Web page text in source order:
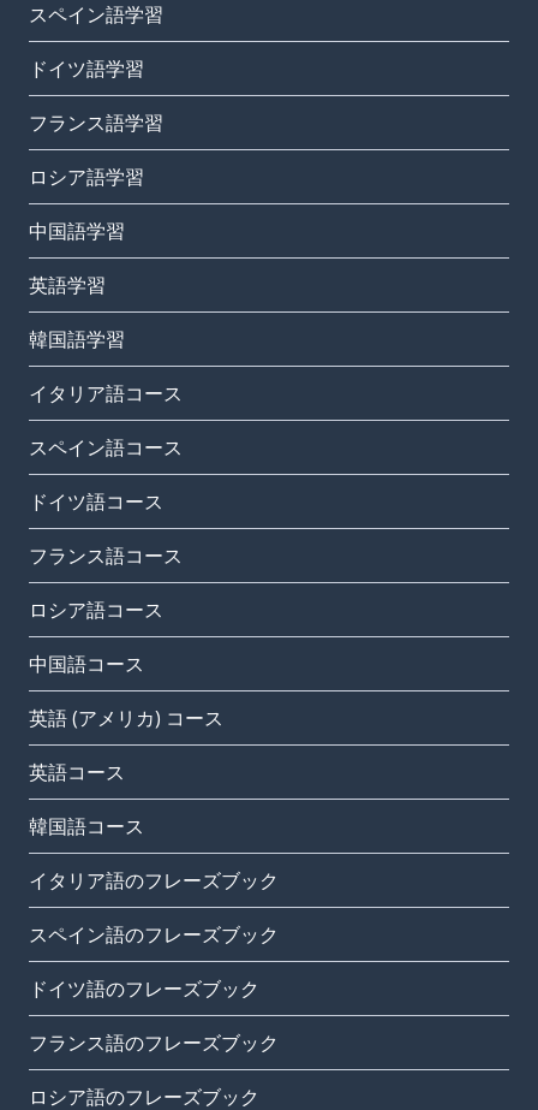
スペイン語学習
ドイツ語学習
フランス語学習
ロシア語学習
中国語学習
英語学習
韓国語学習
イタリア語コース
スペイン語コース
ドイツ語コース
フランス語コース
ロシア語コース
中国語コース
英語 (アメリカ) コース
英語コース
韓国語コース
イタリア語のフレーズブック
スペイン語のフレーズブック
ドイツ語のフレーズブック
フランス語のフレーズブック
ロシア語のフレーズブック